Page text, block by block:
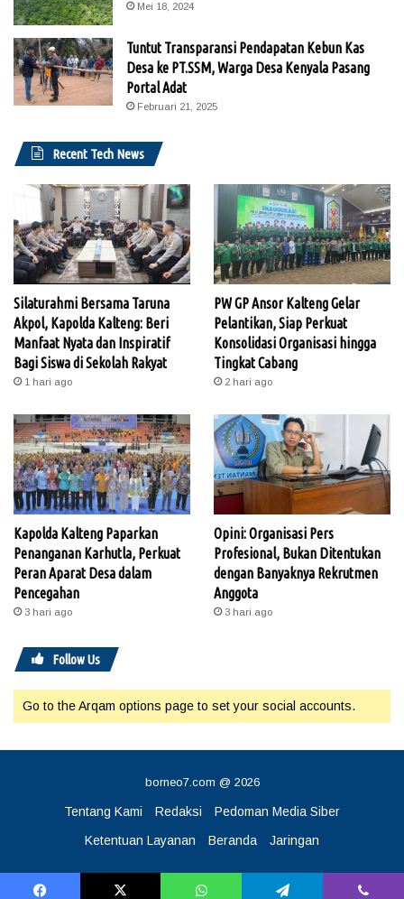
Mei 18, 2024
Tuntut Transparansi Pendapatan Kebun Kas
Desa ke PT.SSM, Warga Desa Kenyala Pasang
Portal Adat
Februari 21, 2025
Recent Tech News
Silaturahmi Bersama Taruna
Akpol, Kapolda Kalteng: Beri
Manfaat Nyata dan Inspiratif
Bagi Siswa di Sekolah Rakyat
1 hari ago
PW GP Ansor Kalteng Gelar
Pelantikan, Siap Perkuat
Konsolidasi Organisasi hingga
Tingkat Cabang
2 hari ago
Kapolda Kalteng Paparkan
Penanganan Karhutla, Perkuat
Peran Aparat Desa dalam
Pencegahan
3 hari ago
Opini: Organisasi Pers
Profesional, Bukan Ditentukan
dengan Banyaknya Rekrutmen
Anggota
3 hari ago
Follow Us
Go to the Arqam options page to set your social accounts.
borneo7.com @ 2026
Tentang Kami Redaksi
Pedoman Media Siber
Ketentuan Layanan
Beranda Jaringan